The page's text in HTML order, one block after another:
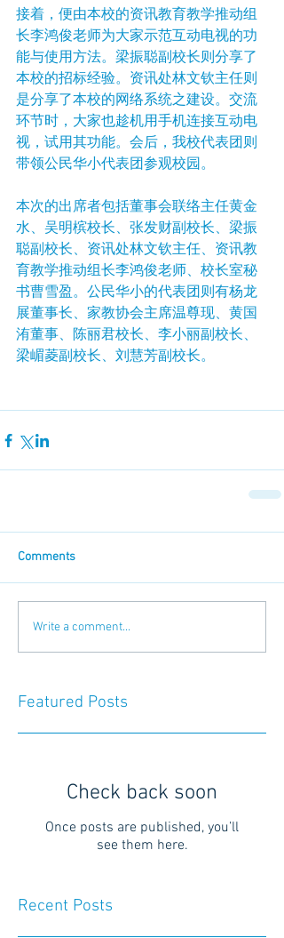
接着，便由本校的资讯教育教学推动组
长李鸿俊老师为大家示范互动电视的功
能与使用方法。梁振聪副校长则分享了
本校的招标经验。资讯处林文钦主任则
是分享了本校的网络系统之建设。交流
环节时，大家也趁机用手机连接互动电
视，试用其功能。会后，我校代表团则
带领公民华小代表团参观校园。
本次的出席者包括董事会联络主任黄金
水、吴明槟校长、张发财副校长、梁振
聪副校长、资讯处林文钦主任、资讯教
育教学推动组长李鸿俊老师、校长室秘
书曹雪盈。公民华小的代表团则有杨龙
展董事长、家教协会主席温尊现、黄国
洧董事、陈丽君校长、李小丽副校长、
梁嵋菱副校长、刘慧芳副校长。
Comments
Write a comment...
Featured Posts
Check back soon
Once posts are published, you’ll
see them here.
Recent Posts